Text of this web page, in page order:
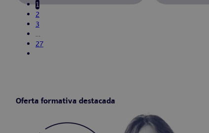
1
2
3
…
27
Oferta formativa destacada